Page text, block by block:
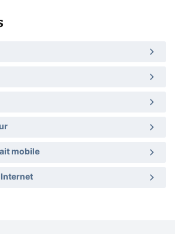
mobile